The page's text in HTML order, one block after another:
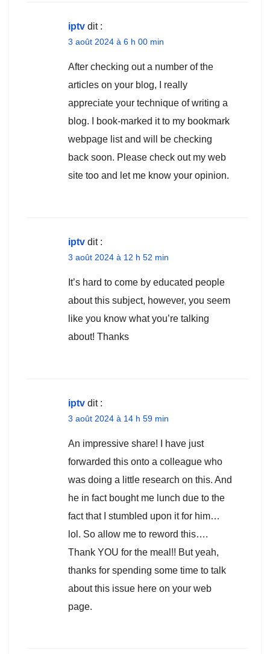
iptv dit :
3 août 2024 à 6 h 00 min
After checking out a number of the
articles on your blog, I really
appreciate your technique of writing a
blog. I book-marked it to my bookmark
webpage list and will be checking
back soon. Please check out my web
site too and let me know your opinion.
iptv dit :
3 août 2024 à 12 h 52 min
It’s hard to come by educated people
about this subject, however, you seem
like you know what you’re talking
about! Thanks
iptv dit :
3 août 2024 à 14 h 59 min
An impressive share! I have just
forwarded this onto a colleague who
was doing a little research on this. And
he in fact bought me lunch due to the
fact that I stumbled upon it for him…
lol. So allow me to reword this….
Thank YOU for the meal!! But yeah,
thanks for spending some time to talk
about this issue here on your web
page.